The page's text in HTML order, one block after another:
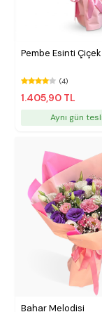
Pembe Esinti
(4)
1.405,90 TL
Aynı gün
Bahar Melodisi